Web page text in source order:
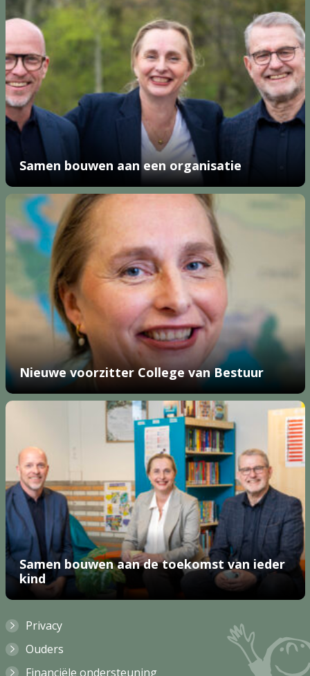
Samen bouwen aan een organisatie
Nieuwe voorzitter College van Bestuur
Samen bouwen aan de toekomst van ieder
kind
Privacy
Ouders
Financiële ondersteuning